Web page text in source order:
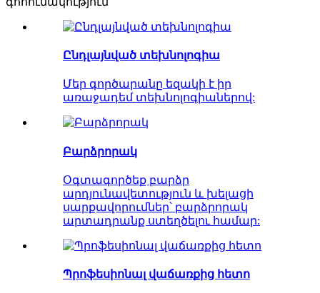
Ընդլայնված տեխնոլոգիա
Մեր գործարանը եզակի է իր
առաջադեմ տեխնոլոգիաներով:
Բարձրորակ
Օգտագործեք բարձր
արդյունավետություն և խելացի
սարքավորումներ՝ բարձրորակ
արտադրանք ստեղծելու համար:
Պրոֆեսիոնալ վաճառքից հետո